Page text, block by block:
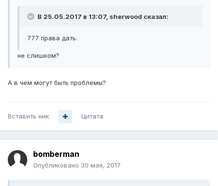
В 25.05.2017 в 13:07, sherwood сказал:
777 права дать.
не слишком?
А в чем могут быть проблемы?
Вставить ник Цитата
bomberman
Опубликовано 30 мая, 2017